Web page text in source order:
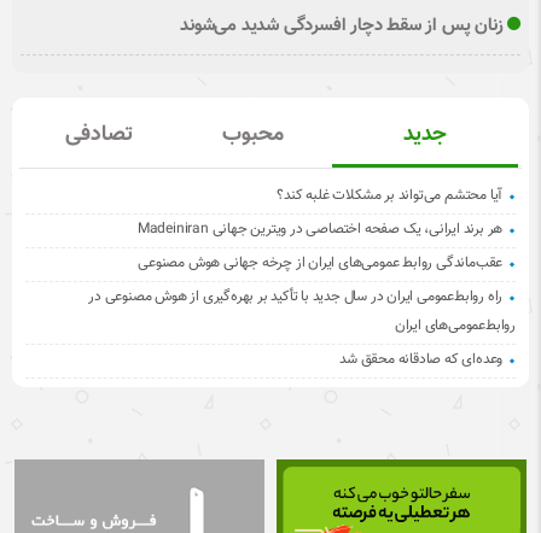
زنان پس از سقط دچار افسردگی شدید می‌شوند
جدید محبوب تصادفی
آیا محتشم می‌تواند بر مشکلات غلبه کند؟
هر برند ایرانی، یک صفحه اختصاصی در ویترین جهانی Madeiniran
عقب‌ماندگی روابط عمومی‌های ایران از چرخه جهانی هوش مصنوعی
راه روابط‌عمومی ایران در سال جدید با تأکید بر بهره‌گیری از هوش مصنوعی در
روابط‌عمومی‌های ایران
وعده‌ای که صادقانه محقق شد